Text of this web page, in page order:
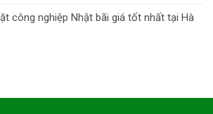
công nghiệp Nhật bãi giá tốt nhất tại Hà